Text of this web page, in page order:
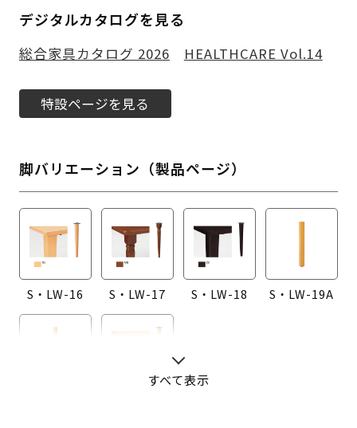
デジタルカタログを見る
総合家具カタログ 2026 HEALTHCARE Vol.14
特設ページを見る
脚バリエーション（製品ページ）
S・LW-16 S・LW-17 S・LW-18 S・LW-19A
すべて表示